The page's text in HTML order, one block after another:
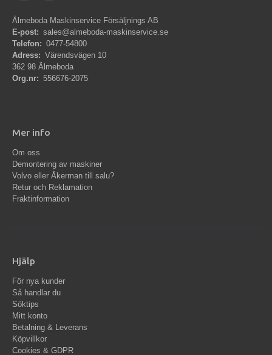
Älmeboda Maskinservice Försäljnings AB
E-post: sales@almeboda-maskinservice.se
Telefon: 0477-54800
Adress: Värendsvägen 10
362 98 Älmeboda
Org.nr: 556676-2075
Mer info
Om oss
Demontering av maskiner
Volvo eller Åkerman till salu?
Retur och Reklamation
Fraktinformation
Hjälp
För nya kunder
Så handlar du
Söktips
Mitt konto
Betalning & Leverans
Köpvillkor
Cookies & GDPR